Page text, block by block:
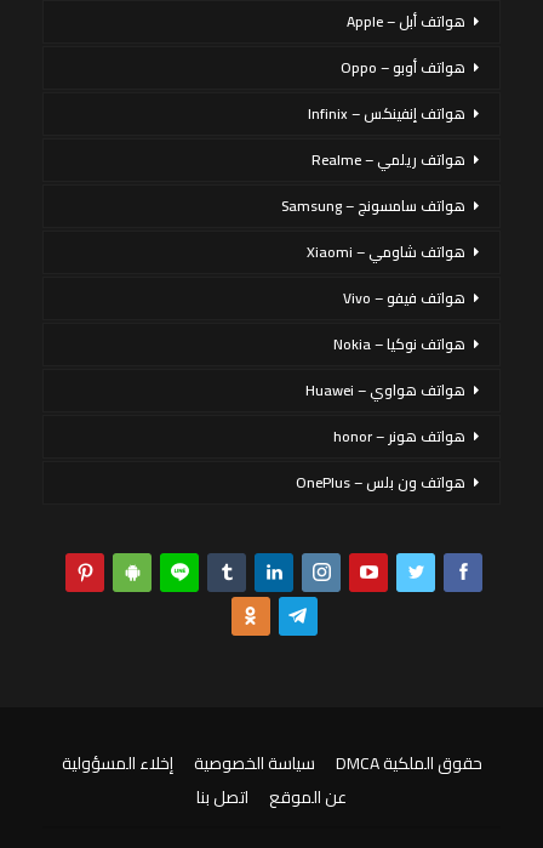
هواتف أبل – Apple
هواتف أوبو – Oppo
هواتف إنفينكس – Infinix
هواتف ريلمي – Realme
هواتف سامسونج – Samsung
هواتف شاومي – Xiaomi
هواتف فيفو – Vivo
هواتف نوكيا – Nokia
هواتف هواوي – Huawei
هواتف هونر – honor
هواتف ون بلس – OnePlus
حقوق الملكية DMCA سياسة الخصوصية
إخلاء المسؤولية
عن الموقع
اتصل بنا